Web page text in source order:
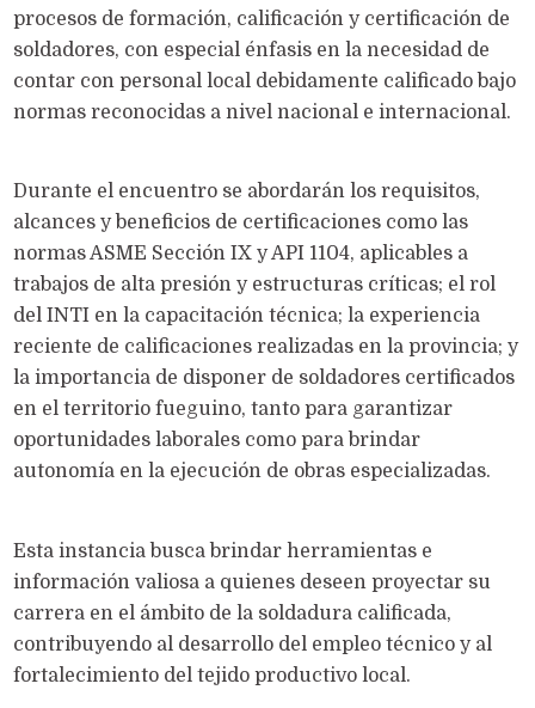
procesos de formación, calificación y certificación de
soldadores, con especial énfasis en la necesidad de
contar con personal local debidamente calificado bajo
normas reconocidas a nivel nacional e internacional.
Durante el encuentro se abordarán los requisitos,
alcances y beneficios de certificaciones como las
normas ASME Sección IX y API 1104, aplicables a
trabajos de alta presión y estructuras críticas; el rol
del INTI en la capacitación técnica; la experiencia
reciente de calificaciones realizadas en la provincia; y
la importancia de disponer de soldadores certificados
en el territorio fueguino, tanto para garantizar
oportunidades laborales como para brindar
autonomía en la ejecución de obras especializadas.
Esta instancia busca brindar herramientas e
información valiosa a quienes deseen proyectar su
carrera en el ámbito de la soldadura calificada,
contribuyendo al desarrollo del empleo técnico y al
fortalecimiento del tejido productivo local.